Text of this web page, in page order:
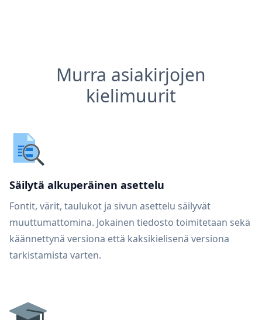
Murra asiakirjojen
kielimuurit
Säilytä alkuperäinen asettelu
Fontit, värit, taulukot ja sivun asettelu säilyvät
muuttumattomina. Jokainen tiedosto toimitetaan sekä
käännettynä versiona että kaksikielisenä versiona
tarkistamista varten.